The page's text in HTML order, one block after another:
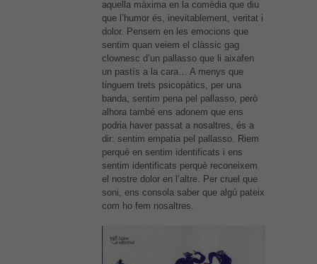
aquella màxima en la comèdia que diu
que l’humor és, inevitablement, veritat i
dolor. Pensem en les emocions que
sentim quan veiem el clàssic gag
clownesc d’un pallasso que li aixafen
un pastís a la cara… A menys que
tinguem trets psicopàtics, per una
banda, sentim pena pel pallasso, però
alhora també ens adonem que ens
podria haver passat a nosaltres, és a
dir: sentim empatia pel pallasso. Riem
perquè en sentim identificats i ens
sentim identificats perquè reconeixem
el nostre dolor en l’altre. Per cruel que
soni, ens consola saber que algú pateix
com ho fem nosaltres.